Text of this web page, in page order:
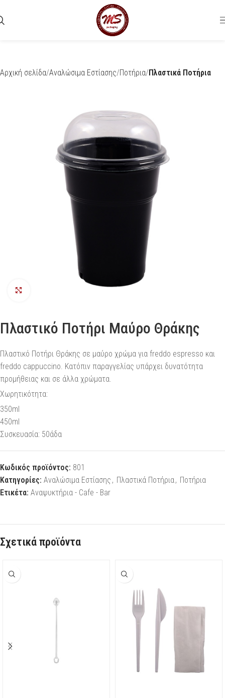
Αρχική σελίδα Αναλώσιμα Εστίασης Ποτήρια Πλαστικά Ποτήρια
Πλαστικό Ποτήρι Μαύρο Θράκης
Πλαστικό Ποτήρι Θράκης σε μαύρο χρώμα για freddo espresso και
freddo cappuccino. Κατόπιν παραγγελίας υπάρχει δυνατότητα
προμήθειας και σε άλλα χρώματα.
Χωρητικότητα:
350ml
450ml
Συσκευασία: 50άδα
Κωδικός προϊόντος: 801
Κατηγορίες: Αναλώσιμα Εστίασης , Πλαστικά Ποτήρια, Ποτήρια
Ετικέτα: Αναψυκτήρια - Cafe - Bar
Σχετικά προϊόντα